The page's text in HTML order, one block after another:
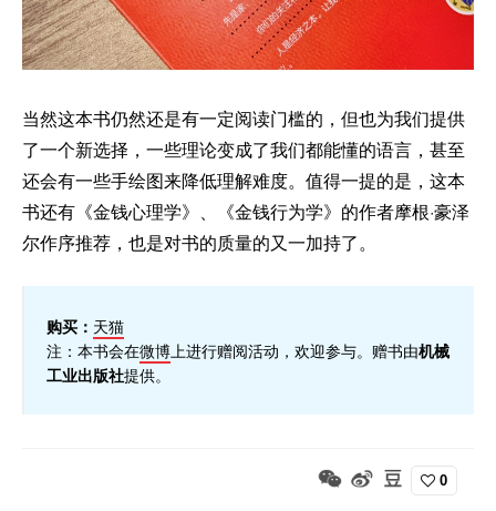
当然这本书仍然还是有一定阅读门槛的，但也为我们提供
了一个新选择，一些理论变成了我们都能懂的语言，甚至
还会有一些手绘图来降低理解难度。值得一提的是，这本
书还有《金钱心理学》、《金钱行为学》的作者摩根·豪泽
尔作序推荐，也是对书的质量的又一加持了。
购买： 天猫
注：本书会在微博上进行赠阅活动，欢迎参与。赠书由机械
工业出版社提供。
0